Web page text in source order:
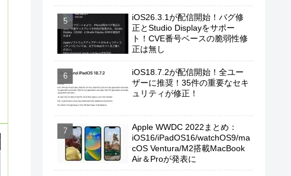
iOS26.3.1が配信開始！バグ修
正とStudio Displayをサポー
ト！CVE番号ベースの脆弱性修
正は無し
iOS18.7.2が配信開始！全ユー
ザーに推奨！35件の重要なセキ
ュリティが修正！
Apple WWDC 2022まとめ：
iOS16/iPadOS16/watchOS9/ma
cOS Ventura/M2搭載MacBook
Air＆Proが発表に